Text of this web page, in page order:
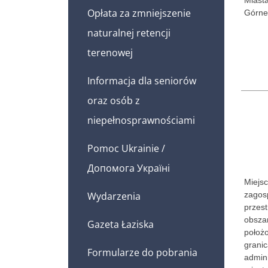
Opłata za zmniejszenie
naturalnej retencji
terenowej
Informacja dla seniorów
oraz osób z
niepełnosprawnościami
Pomoc Ukrainie /
Допомога Україні
Wydarzenia
Gazeta Łaziska
Formularze do pobrania